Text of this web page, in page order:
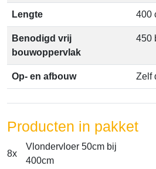
Lengte 400
Benodigd vrij
bouwoppervlak
450
Op- en afbouw Zelf
Producten in pakket
8x
Vlondervloer 50cm bij
400cm